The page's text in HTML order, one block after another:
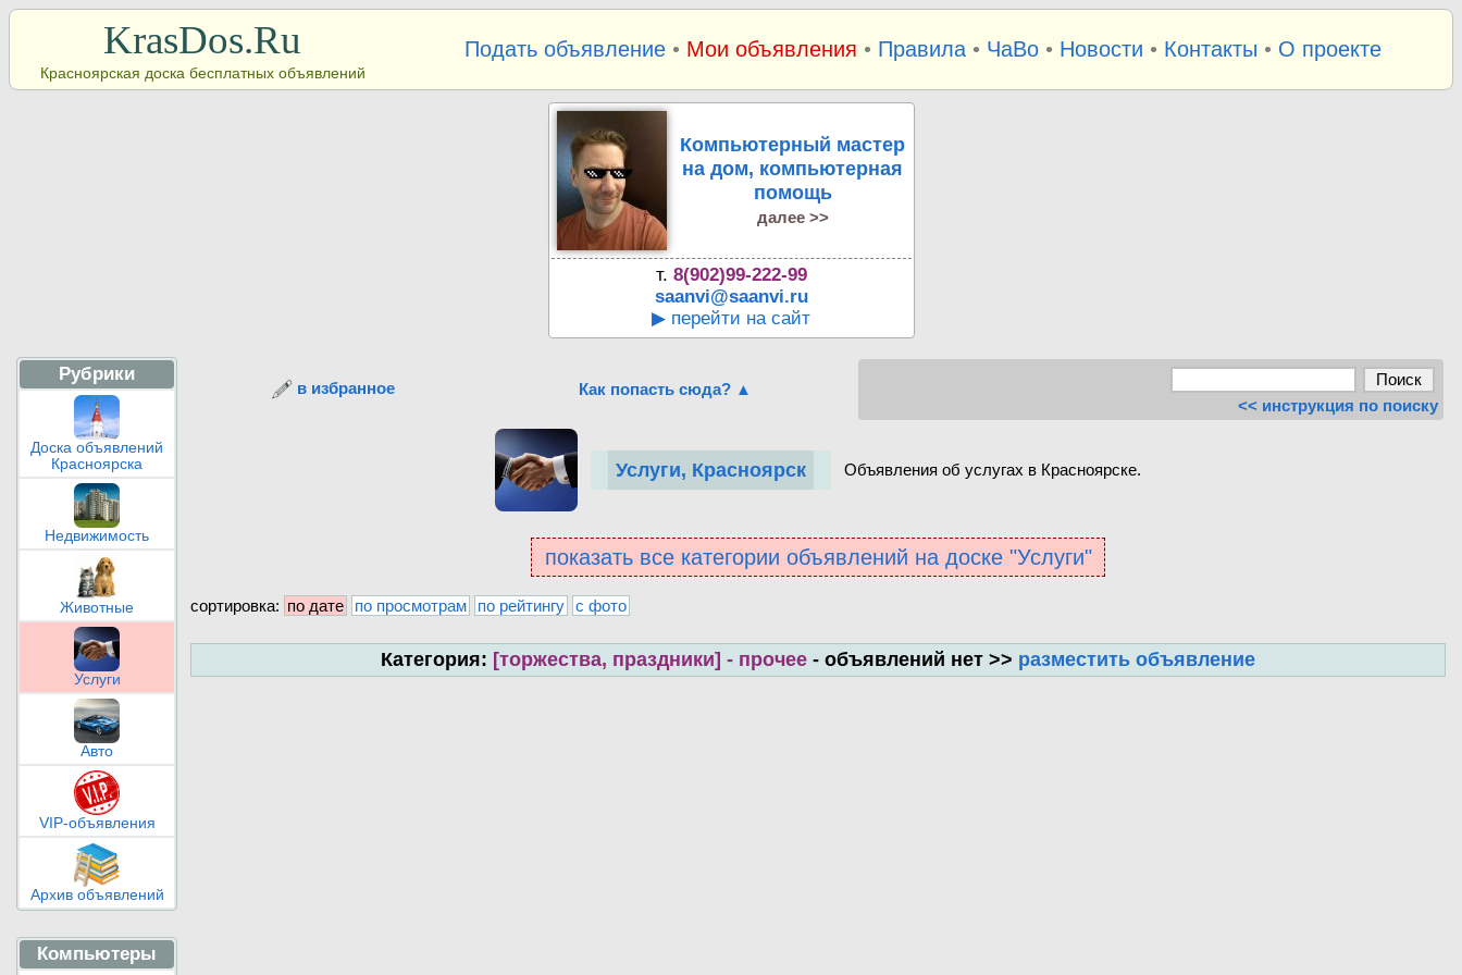
KrasDos.Ru
Красноярская доска бесплатных объявлений
Подать объявление• Мои объявления • Правила• ЧаВо• Новости • Контакты • О проекте
Компьютерный мастер
на дом, компьютерная
помощь
далее >>
т. 8(902)99-222-99
saanvi@saanvi.ru
▶ перейти на сайт
Рубрики
Доска объявлений
Красноярска
Недвижимость
Животные
Услуги
Авто
VIP-объявления
Архив объявлений
Компьютеры
в избранное
Как попасть сюда? ▲
<< инструкция по поиску
Услуги, Красноярск Объявления об услугах в Красноярске.
показать все категории объявлений на доске "Услуги"
сортировка: по дате по просмотрам по рейтингу с фото
Категория: [торжества, праздники] - прочее - объявлений нет >> разместить объявление